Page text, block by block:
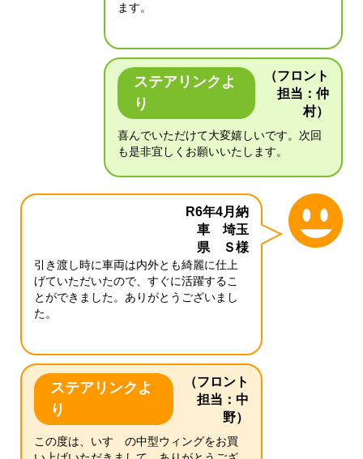
ます。
ステアリンクよ
り
（フロント
担当：仲
村）
喜んでいただけて大変嬉しいです。次回
も是非宜しくお願いいたします。
R6年4月納
車 埼玉
県 Ｓ様
引き渡し時に車両は内外とも綺麗に仕上
げていただいたので、すぐに活躍するこ
とができました。ありがとうございまし
た。
ステアリンクよ
り
（フロント
担当：中
野）
この度は、いすゞの中型ウィングをお買